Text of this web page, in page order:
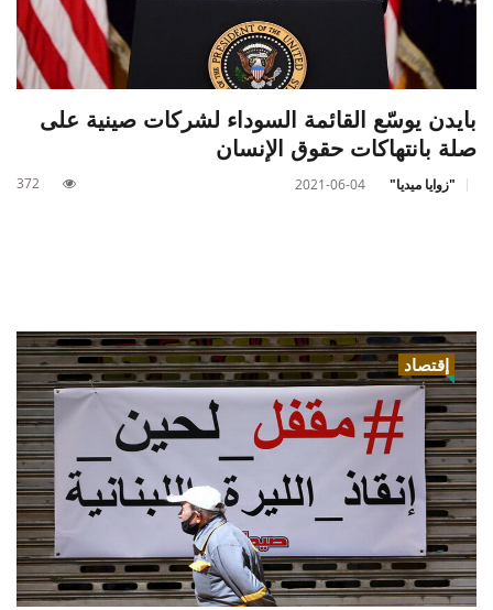
بايدن يوسّع القائمة السوداء لشركات صينية على
صلة بانتهاكات حقوق الإنسان
"زوايا ميديا" 2021-06-04
372
إقتصاد